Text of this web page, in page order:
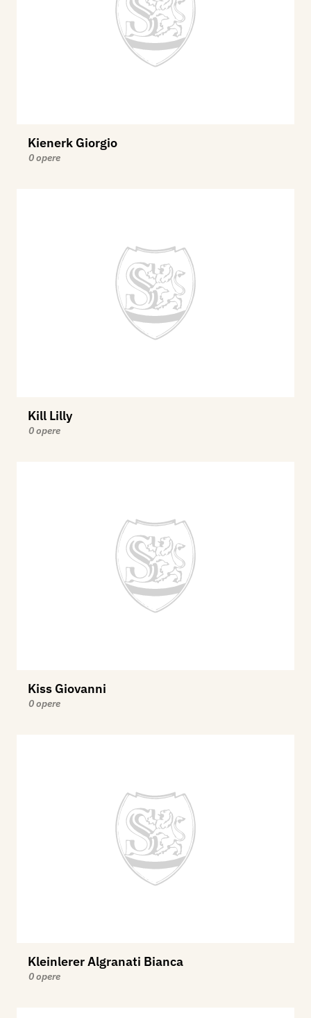
Kienerk Giorgio
0 opere
Kill Lilly
0 opere
Kiss Giovanni
0 opere
Kleinlerer Algranati Bianca
0 opere